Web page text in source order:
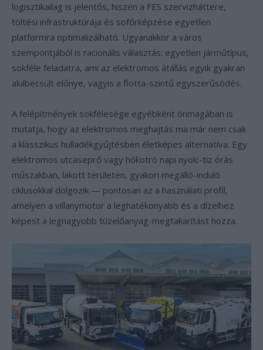
logisztikailag is jelentős, hiszen a FES szervizháttere,
töltési infrastruktúrája és sofőrképzése egyetlen
platformra optimalizálható. Ugyanakkor a város
szempontjából is racionális választás: egyetlen járműtípus,
sokféle feladatra, ami az elektromos átállás egyik gyakran
alulbecsült előnye, vagyis a flotta-szintű egyszerűsödés.
A felépítmények sokfélesége egyébként önmagában is
mutatja, hogy az elektromos meghajtás ma már nem csak
a klasszikus hulladékgyűjtésben életképes alternatíva. Egy
elektromos utcaseprő vagy hókotró napi nyolc-tíz órás
műszakban, lakott területen, gyakori megálló-induló
ciklusokkal dolgozik — pontosan az a használati profil,
amelyen a villanymotor a leghatékonyabb és a dízelhez
képest a legnagyobb tüzelőanyag-megtakarítást hozza.